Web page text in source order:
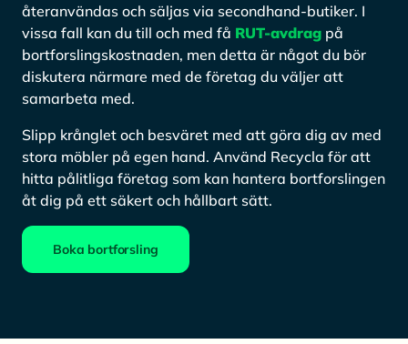
återanvändas och säljas via secondhand-butiker. I
vissa fall kan du till och med få RUT-avdrag på
bortforslingskostnaden, men detta är något du bör
diskutera närmare med de företag du väljer att
samarbeta med.
Slipp krånglet och besväret med att göra dig av med
stora möbler på egen hand. Använd Recycla för att
hitta pålitliga företag som kan hantera bortforslingen
åt dig på ett säkert och hållbart sätt.
Boka bortforsling